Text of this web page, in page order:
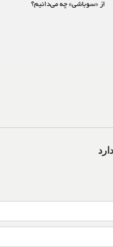
از «سوباشی» چه می‌دانیم؟